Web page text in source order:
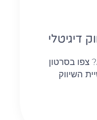
מה זה CTR? מה זה בדיקות AB? צפו בסרטון
השיווק